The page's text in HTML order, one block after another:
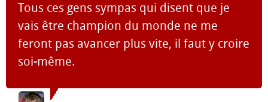
Tous ces gens sympas qui disent que je
vais être champion du monde ne me
feront pas avancer plus vite, il faut y croire
soi-même.